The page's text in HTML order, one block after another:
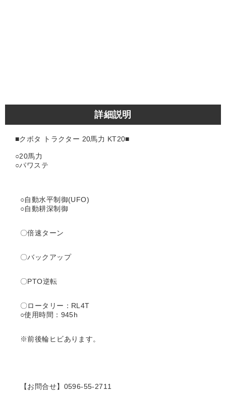
詳細説明
■クボタ トラクター 20馬力 KT20■
○20馬力
○パワステ
○自動水平制御(UFO)
○自動耕深制御
〇倍速ターン
〇バックアップ
〇PTO逆転
〇ロータリー：RL4T
○使用時間：945h
※前後輪ヒビあります。
【お問合せ】0596-55-2711